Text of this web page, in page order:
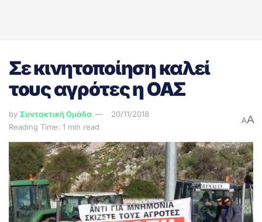
Σε κινητοποίηση καλεί
τους αγρότες η ΟΑΣ
by Συντακτική Ομάδα
20/11/2018
Reading Time: 1 min read
AA